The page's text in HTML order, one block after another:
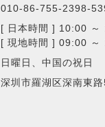
010-86-755-2398-
[ 日本時間 ] 10:00 ～
[ 現地時間 ] 09:00 ～
日曜日、中国の祝日
深圳市羅湖区深南東